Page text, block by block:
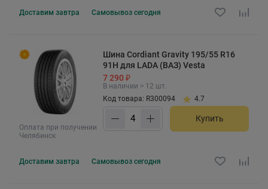
Доставим завтра Самовывоз сегодня
Оплата при получении
Челябинск
Шина Cordiant Gravity 195/55 R16
91H для LADA (ВАЗ) Vesta
7 290 ₽
В наличии > 12 шт.
Код товара: R300094
4.7
Купить
Доставим завтра Самовывоз сегодня